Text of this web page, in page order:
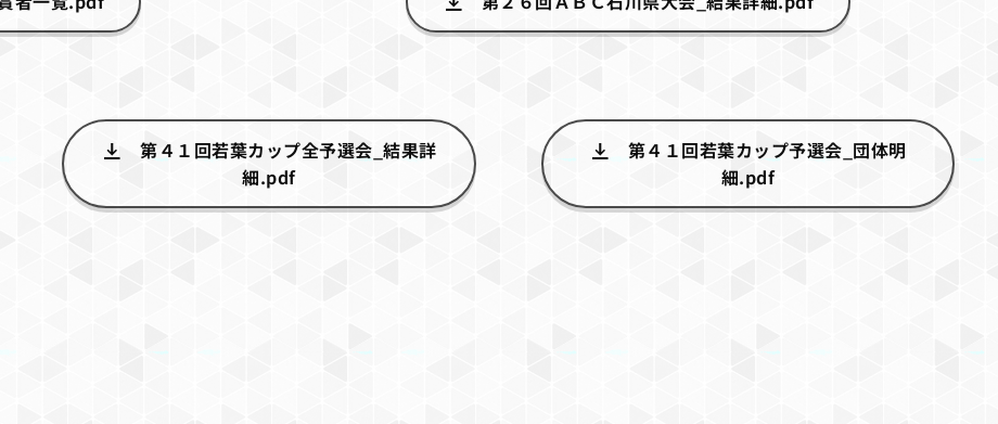
第４１回若葉カップ全予選会_結果詳
細.pdf
第４１回若葉カップ予選会_団体明
細.pdf